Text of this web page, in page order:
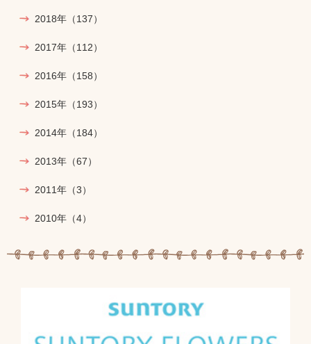
2018年 （137）
2017年 （112）
2016年 （158）
2015年 （193）
2014年 （184）
2013年 （67）
2011年 （3）
2010年 （4）